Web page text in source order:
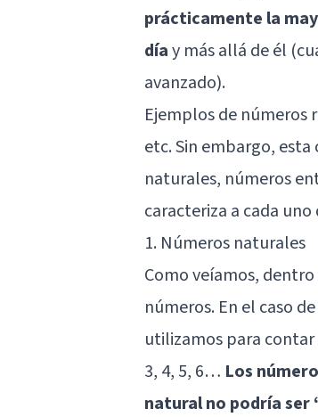
prácticamente la
díay más allá de él
avanzado).
Ejemplos de números
etc. Sin embargo, esta
naturales, números
caracteriza a cada
1. Números naturales
Como veíamos,
números. En el caso
utilizamos para contar
3, 4, 5, 6… Los
natural no podría ser